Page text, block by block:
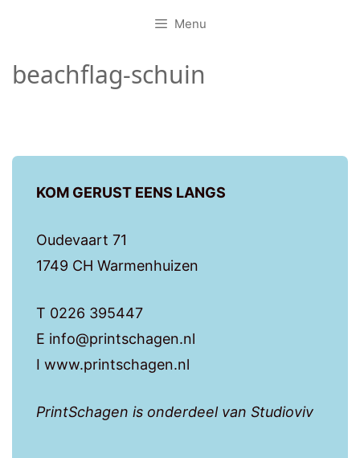
Menu
beachflag-schuin
KOM GERUST EENS LANGS
Oudevaart 71
1749 CH Warmenhuizen
T 0226 395447
E info@printschagen.nl
I www.printschagen.nl
PrintSchagen is onderdeel van Studioviv